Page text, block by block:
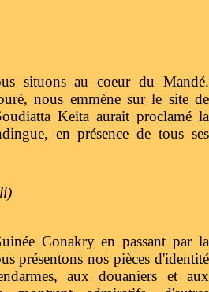
situons au coeur du Mandé.
nous emmène sur le site de
Keita aurait proclamé la
en présence de tous ses
Conakry en passant par la
présentons nos pièces d'identité
aux douaniers et aux